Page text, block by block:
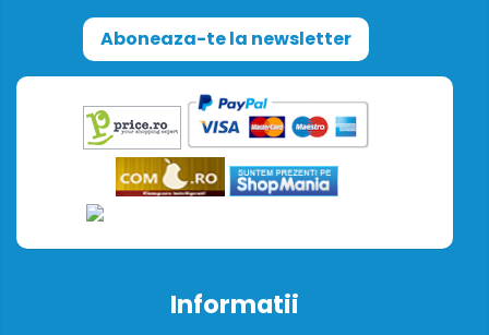
Aboneaza-te la newsletter
Informatii